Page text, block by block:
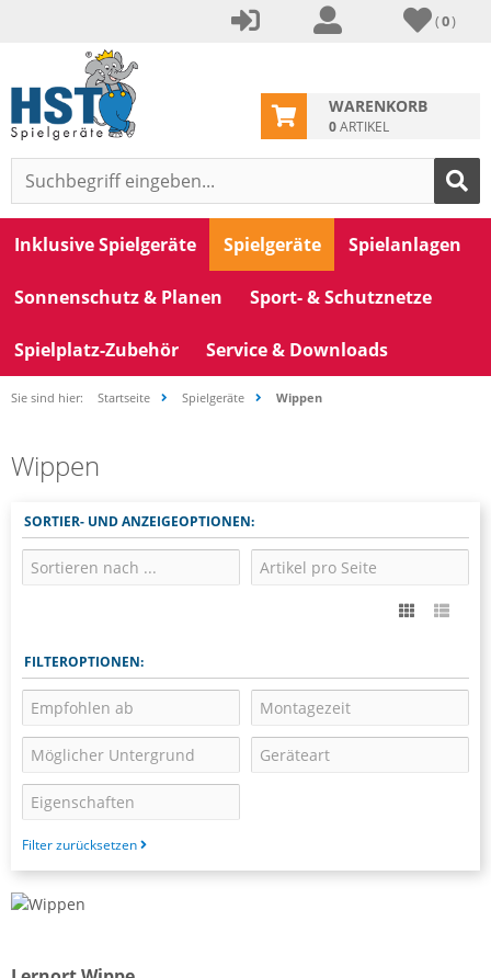
(0)
WARENKORB
0ARTIKEL
Inklusive Spielgeräte Spielgeräte Spielanlagen
Sonnenschutz & Planen Sport- & Schutznetze
Spielplatz-Zubehör Service & Downloads
Sie sind hier: Startseite Spielgeräte Wippen
Wippen
SORTIER- UND ANZEIGEOPTIONEN:
FILTEROPTIONEN:
Filter zurücksetzen